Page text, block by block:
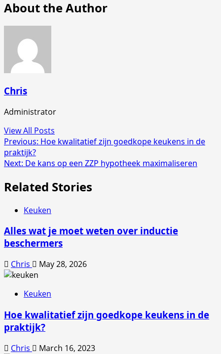
About the Author
Chris
Administrator
View All Posts
Post
navigation
Previous: Hoe kwalitatief zijn goedkope keukens in de
praktijk?
Next: De kans op een ZZP hypotheek maximaliseren
Related Stories
Keuken
Alles wat je moet weten over inductie
beschermers
Chris May 28, 2026
Keuken
Hoe kwalitatief zijn goedkope keukens in de
praktijk?
Chris March 16, 2023